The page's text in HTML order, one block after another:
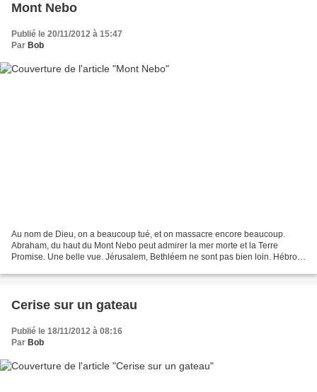
Mont Nebo
Publié le 20/11/2012 à 15:47
Par Bob
Au nom de Dieu, on a beaucoup tué, et on massacre encore beaucoup.
Abraham, du haut du Mont Nebo peut admirer la mer morte et la Terre
Promise. Une belle vue. Jérusalem, Bethléem ne sont pas bien loin. Hébron
Cerise sur un gateau
Publié le 18/11/2012 à 08:16
Par Bob